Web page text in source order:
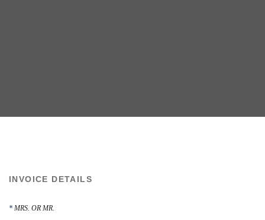
INVOICE DETAILS
MRS. OR MR.